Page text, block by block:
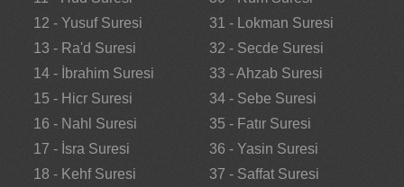
12 - Yusuf Suresi
13 - Ra'd Suresi
14 - İbrahim Suresi
15 - Hicr Suresi
16 - Nahl Suresi
17 - İsra Suresi
18 - Kehf Suresi
31 - Lokman Suresi
32 - Secde Suresi
33 - Ahzab Suresi
34 - Sebe Suresi
35 - Fatır Suresi
36 - Yasin Suresi
37 - Saffat Suresi